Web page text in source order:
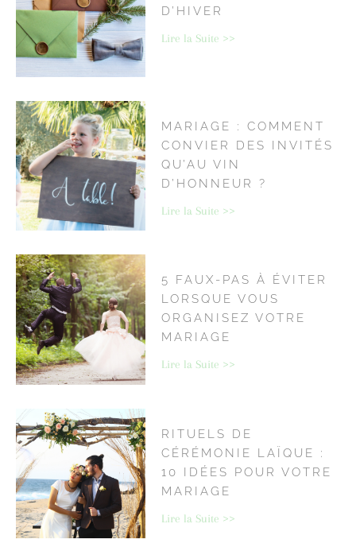
D’HIVER
Lire la Suite >>
MARIAGE : COMMENT
CONVIER DES INVITÉS
QU’AU VIN
D’HONNEUR ?
Lire la Suite >>
5 FAUX-PAS À ÉVITER
LORSQUE VOUS
ORGANISEZ VOTRE
MARIAGE
Lire la Suite >>
RITUELS DE
CÉRÉMONIE LAÏQUE :
10 IDÉES POUR VOTRE
MARIAGE
Lire la Suite >>